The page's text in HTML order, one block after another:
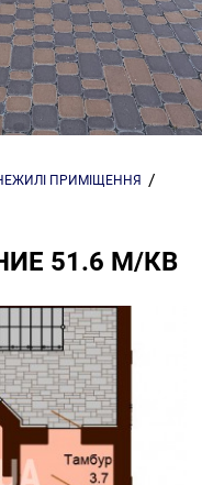
ПРИМІЩЕННЯ
51.6 М/КВ